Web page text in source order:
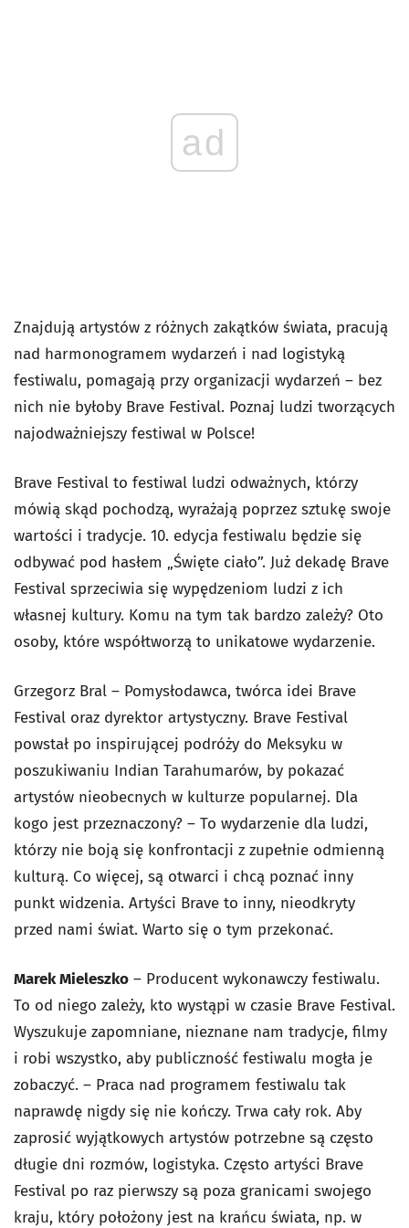
ad
Znajdują artystów z różnych zakątków świata, pracują
nad harmonogramem wydarzeń i nad logistyką
festiwalu, pomagają przy organizacji wydarzeń – bez
nich nie byłoby Brave Festival. Poznaj ludzi tworzących
najodważniejszy festiwal w Polsce!
Brave Festival to festiwal ludzi odważnych, którzy
mówią skąd pochodzą, wyrażają poprzez sztukę swoje
wartości i tradycje. 10. edycja festiwalu będzie się
odbywać pod hasłem „Święte ciało”. Już dekadę Brave
Festival sprzeciwia się wypędzeniom ludzi z ich
własnej kultury. Komu na tym tak bardzo zależy? Oto
osoby, które współtworzą to unikatowe wydarzenie.
Grzegorz Bral – Pomysłodawca, twórca idei Brave
Festival oraz dyrektor artystyczny. Brave Festival
powstał po inspirującej podróży do Meksyku w
poszukiwaniu Indian Tarahumarów, by pokazać
artystów nieobecnych w kulturze popularnej. Dla
kogo jest przeznaczony? – To wydarzenie dla ludzi,
którzy nie boją się konfrontacji z zupełnie odmienną
kulturą. Co więcej, są otwarci i chcą poznać inny
punkt widzenia. Artyści Brave to inny, nieodkryty
przed nami świat. Warto się o tym przekonać.
Marek Mieleszko – Producent wykonawczy festiwalu.
To od niego zależy, kto wystąpi w czasie Brave Festival.
Wyszukuje zapomniane, nieznane nam tradycje, filmy
i robi wszystko, aby publiczność festiwalu mogła je
zobaczyć. – Praca nad programem festiwalu tak
naprawdę nigdy się nie kończy. Trwa cały rok. Aby
zaprosić wyjątkowych artystów potrzebne są często
długie dni rozmów, logistyka. Często artyści Brave
Festival po raz pierwszy są poza granicami swojego
kraju, który położony jest na krańcu świata, np. w